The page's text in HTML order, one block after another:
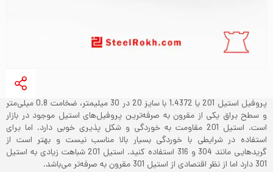
پروفیل استیل 201 یا 1.4372 با سایز 20 در 30 میلیمتر، ضخامت 0.8 میلی‌متر
و سطح براق یکی از مقرون به صرفه‌ترین پروفیل‌های استیل موجود در بازار
است. استیل 201 مقاومت به خوردگی و شکل پذیری خوبی دارد. اما برای
استفاده در شرایطی با خوردگی بسیار بالا مناسب نیست و بهتر است از
گریدهایی مانند 304 و 316 استفاده کنید. استیل 201 شباهت زیادی به استیل
301 دارد اما از نظر اقتصادی از استیل 301 مقرون به صرفه‌تر می‌باشد.